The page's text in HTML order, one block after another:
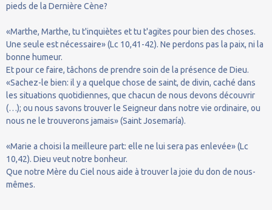
pieds de la Dernière Cène?
«Marthe, Marthe, tu t'inquiètes et tu t'agites pour bien des choses.
Une seule est nécessaire» (Lc 10,41-42). Ne perdons pas la paix, ni la
bonne humeur.
Et pour ce faire, tâchons de prendre soin de la présence de Dieu.
«Sachez-le bien: il y a quelque chose de saint, de divin, caché dans
les situations quotidiennes, que chacun de nous devons découvrir
(…); ou nous savons trouver le Seigneur dans notre vie ordinaire, ou
nous ne le trouverons jamais» (Saint Josemaría).
«Marie a choisi la meilleure part: elle ne lui sera pas enlevée» (Lc
10,42). Dieu veut notre bonheur.
Que notre Mère du Ciel nous aide à trouver la joie du don de nous-
mêmes.